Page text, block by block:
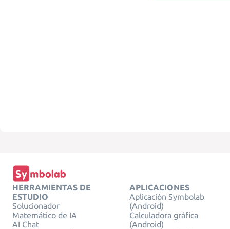
HERRAMIENTAS DE
ESTUDIO
Solucionador
Matemático de IA
AI Chat
APLICACIONES
Aplicación Symbolab
(Android)
Calculadora gráfica
(Android)